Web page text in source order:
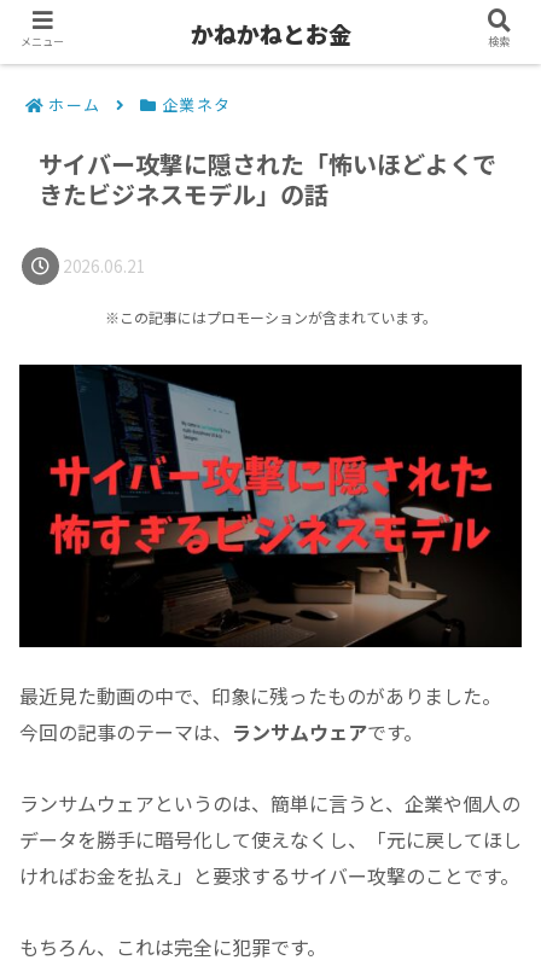
ホーム 企業ネタ
サイバー攻撃に隠された「怖いほどよくで
きたビジネスモデル」の話
2026.06.21
※この記事にはプロモーションが含まれています。
最近見た動画の中で、印象に残ったものがありました。
今回の記事のテーマは、 ランサムウェアです。
ランサムウェアというのは、簡単に言うと、企業や個人の
データを勝手に暗号化して使えなくし、「元に戻してほし
ければお金を払え」と要求するサイバー攻撃のことです。
もちろん、これは完全に犯罪です。
メニュー かねかねとお金 検索